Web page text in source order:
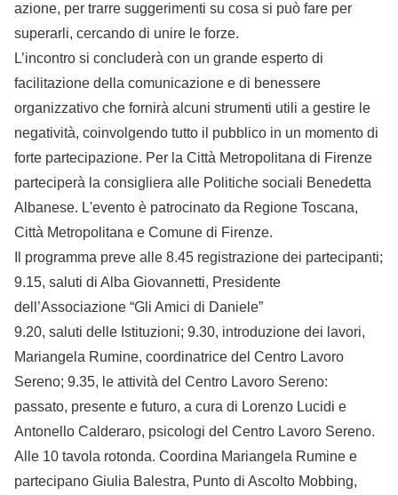
azione, per trarre suggerimenti su cosa si può fare per
superarli, cercando di unire le forze.
L’incontro si concluderà con un grande esperto di
facilitazione della comunicazione e di benessere
organizzativo che fornirà alcuni strumenti utili a gestire le
negatività, coinvolgendo tutto il pubblico in un momento di
forte partecipazione. Per la Città Metropolitana di Firenze
parteciperà la consigliera alle Politiche sociali Benedetta
Albanese. L'evento è patrocinato da Regione Toscana,
Città Metropolitana e Comune di Firenze.
Il programma preve alle 8.45 registrazione dei partecipanti;
9.15, saluti di Alba Giovannetti, Presidente
dell’Associazione “Gli Amici di Daniele”
9.20, saluti delle Istituzioni; 9.30, introduzione dei lavori,
Mariangela Rumine, coordinatrice del Centro Lavoro
Sereno; 9.35, le attività del Centro Lavoro Sereno:
passato, presente e futuro, a cura di Lorenzo Lucidi e
Antonello Calderaro, psicologi del Centro Lavoro Sereno.
Alle 10 tavola rotonda. Coordina Mariangela Rumine e
partecipano Giulia Balestra, Punto di Ascolto Mobbing,